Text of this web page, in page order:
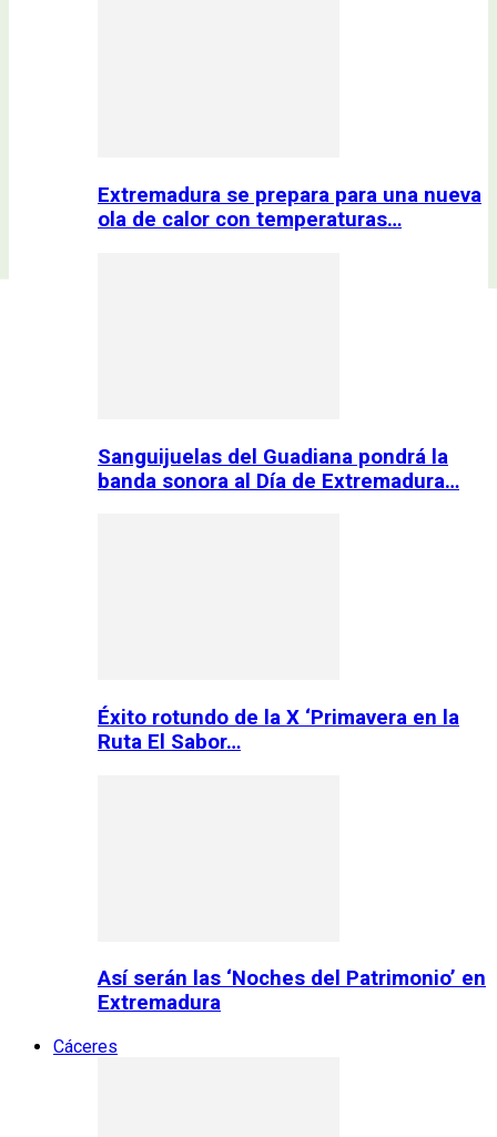
Extremadura se prepara para una nueva
ola de calor con temperaturas…
Sanguijuelas del Guadiana pondrá la
banda sonora al Día de Extremadura…
Éxito rotundo de la X ‘Primavera en la
Ruta El Sabor…
Así serán las ‘Noches del Patrimonio’ en
Extremadura
Cáceres